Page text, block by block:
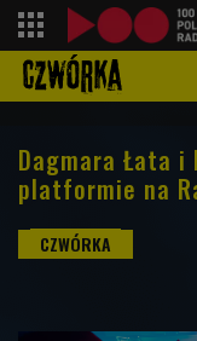
Dagmara Łata i
platformie na